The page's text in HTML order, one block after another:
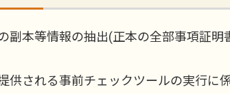
副本等情報の抽出(正本の全部事項証
供される事前チェックツールの実行に